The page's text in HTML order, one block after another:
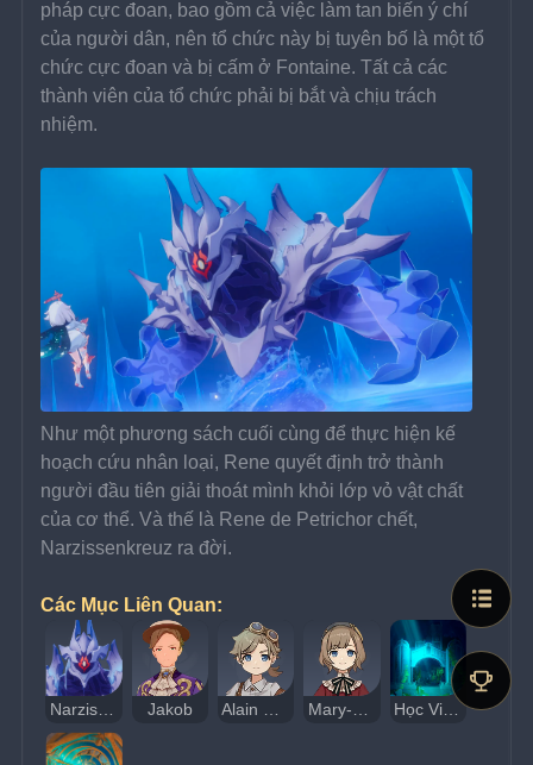
pháp cực đoan, bao gồm cả việc làm tan biến ý chí
của người dân, nên tổ chức này bị tuyên bố là một tổ
chức cực đoan và bị cấm ở Fontaine. Tất cả các
thành viên của tổ chức phải bị bắt và chịu trách
nhiệm.
Như một phương sách cuối cùng để thực hiện kế
hoạch cứu nhân loại, Rene quyết định trở thành
người đầu tiên giải thoát mình khỏi lớp vỏ vật chất
của cơ thể. Và thế là Rene de Petrichor chết,
Narzissenkreuz ra đời.
Các Mục Liên Quan:
Narzissenkreuz Jakob Alain Guillotin Mary-Ann Guillotin Học Viện Triết Học Tự Nhiên